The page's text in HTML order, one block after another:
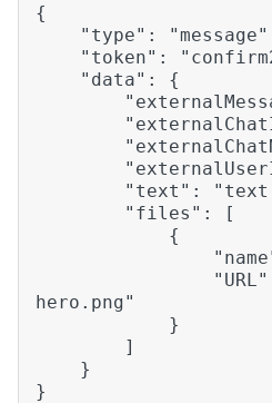
{
"type":
"token":
"data": {
"text": "text
"files": [
{
"name":
"URL": "https://
hero.png"
}
]
}
}